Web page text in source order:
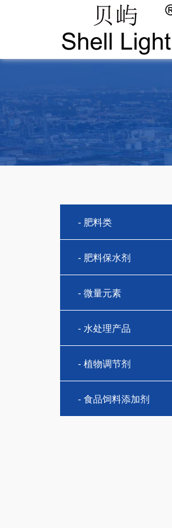
- 肥料类
- 肥料保水剂
- 微量元素
- 水处理产品
- 植物调节剂
- 食品饲料添加剂